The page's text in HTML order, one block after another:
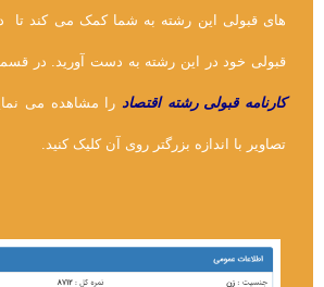
های قبولی این رشته به شما کمک می کند تا
قبولی خود در این رشته به دست آورید. در
کارنامه قبولی رشته اقتصاد را مشاهده می
تصاویر با اندازه بزرگتر روی آن کلیک کنید.